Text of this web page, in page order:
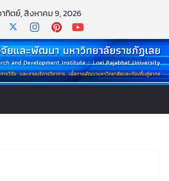
ทิตย์, สิงหาคม 9, 2026